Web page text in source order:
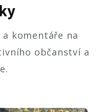
komentáře na
občanství a